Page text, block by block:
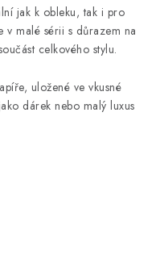
jak k obleku, tak i pro
v malé sérii s důrazem na
celkového stylu.
uložené ve vkusné
dárek nebo malý luxus